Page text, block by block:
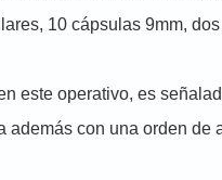
10 cápsulas 9mm,
este operativo, es
con una orden de